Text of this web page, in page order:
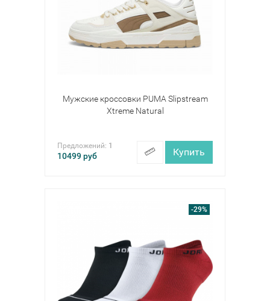
Мужские кроссовки PUMA Slipstream
Xtreme Natural
Предложений: 1
10499руб Купить
-29%